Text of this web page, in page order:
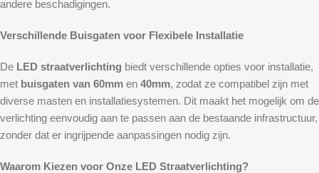
andere beschadigingen.
Verschillende Buisgaten voor Flexibele Installatie
De LED straatverlichting biedt verschillende opties voor installatie,
met buisgaten van 60mm en 40mm, zodat ze compatibel zijn met
diverse masten en installatiesystemen. Dit maakt het mogelijk om de
verlichting eenvoudig aan te passen aan de bestaande infrastructuur,
zonder dat er ingrijpende aanpassingen nodig zijn.
Waarom Kiezen voor Onze LED Straatverlichting?